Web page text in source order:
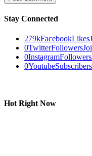
Stay Connected
279kFacebookLikes
0TwitterFollowers
0InstagramFollowers
0YoutubeSubscribers
Hot Right Now